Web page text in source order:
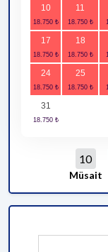
10 11
17 18
24 25
31
10
Müsait